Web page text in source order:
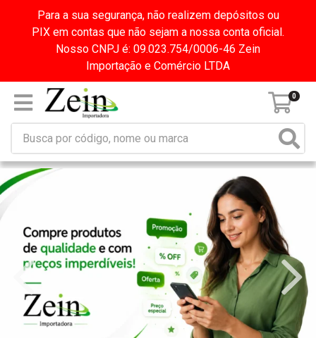
Para a sua segurança, não realizem depósitos ou
PIX em contas que não sejam a nossa conta oficial.
Nosso CNPJ é: 09.023.754/0006-46 Zein
Importação e Comércio LTDA
0